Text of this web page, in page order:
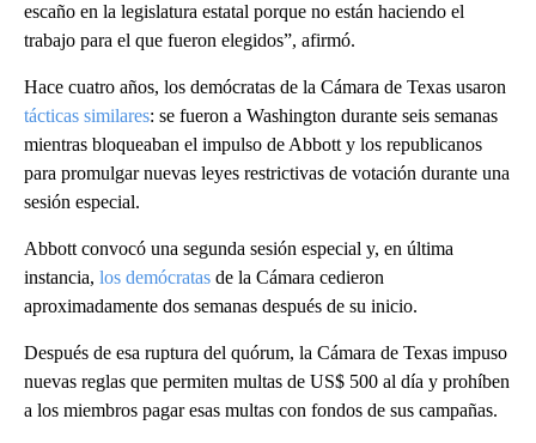
escaño en la legislatura estatal porque no están haciendo el
trabajo para el que fueron elegidos”, afirmó.
Hace cuatro años, los demócratas de la Cámara de Texas usaron
tácticas similares: se fueron a Washington durante seis semanas
mientras bloqueaban el impulso de Abbott y los republicanos
para promulgar nuevas leyes restrictivas de votación durante una
sesión especial.
Abbott convocó una segunda sesión especial y, en última
instancia, los demócratas de la Cámara cedieron
aproximadamente dos semanas después de su inicio.
Después de esa ruptura del quórum, la Cámara de Texas impuso
nuevas reglas que permiten multas de US$ 500 al día y prohíben
a los miembros pagar esas multas con fondos de sus campañas.